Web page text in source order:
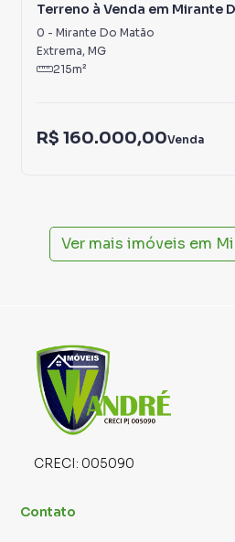
Terreno à Venda em Mirante
0 - Mirante Do Matão
Extrema, MG
215m²
R$ 160.000,00Venda
Ver mais imóveis em
CRECI: 005090
Contato